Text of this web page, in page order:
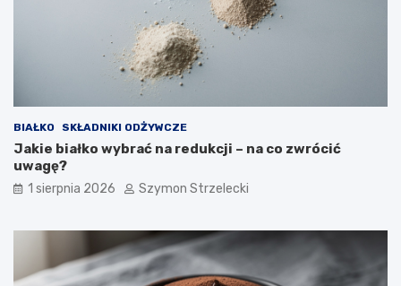
BIAŁKO SKŁADNIKI ODŻYWCZE
Jakie białko wybrać na redukcji – na co zwrócić
uwagę?
1 sierpnia 2026 Szymon Strzelecki